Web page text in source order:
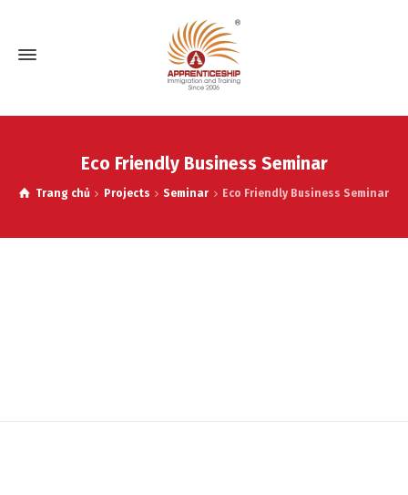
Eco Friendly Business Seminar
Trang chủ Projects Seminar Eco Friendly Business Seminar